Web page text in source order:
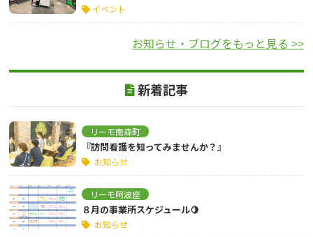
イベント
お知らせ・ブログをもっと見る >>
新着記事
リーモ南森町
『訪問看護を知ってみませんか？』
お知らせ
リーモ阿波座
８月の事業所スケジュール🍋
お知らせ